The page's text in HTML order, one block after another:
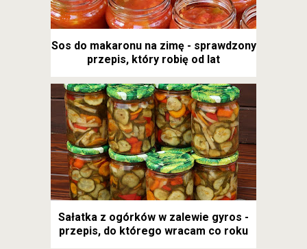
Sos do makaronu na zimę - sprawdzony
przepis, który robię od lat
Sałatka z ogórków w zalewie gyros -
przepis, do którego wracam co roku